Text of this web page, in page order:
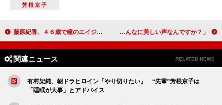
芳根京子
藤原紀香、４６歳で瞳のエイジング実感 老眼チェック項目「全部当てはまります！」 神木隆之介、セカオワＦｕｋａｓｅに質問 「なんであんなに美しい声なんですか？」
関連ニュース RELATED NEWS
有村架純、朝ドラヒロイン「やり切りたい」 “先輩”芳根京子は
「睡眠が大事」とアドバイス